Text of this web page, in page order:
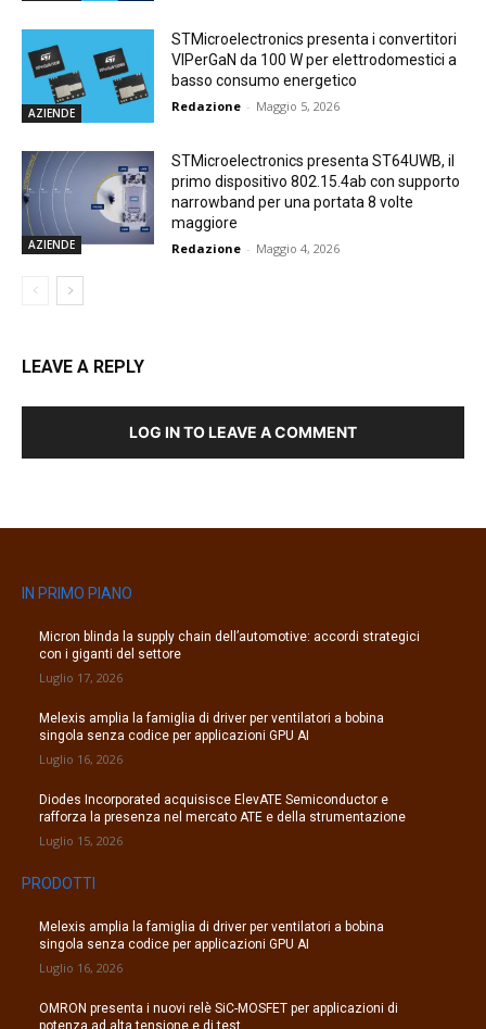
AZIENDE
STMicroelectronics presenta i convertitori
VIPerGaN da 100 W per elettrodomestici a
basso consumo energetico
Redazione - Maggio 5, 2026
AZIENDE
STMicroelectronics presenta ST64UWB, il
primo dispositivo 802.15.4ab con supporto
narrowband per una portata 8 volte
maggiore
Redazione - Maggio 4, 2026
LEAVE A REPLY
LOG IN TO LEAVE A COMMENT
IN PRIMO PIANO
Micron blinda la supply chain dell’automotive: accordi strategici
con i giganti del settore
Luglio 17, 2026
Melexis amplia la famiglia di driver per ventilatori a bobina
singola senza codice per applicazioni GPU AI
Luglio 16, 2026
Diodes Incorporated acquisisce ElevATE Semiconductor e
rafforza la presenza nel mercato ATE e della strumentazione
Luglio 15, 2026
PRODOTTI
Melexis amplia la famiglia di driver per ventilatori a bobina
singola senza codice per applicazioni GPU AI
Luglio 16, 2026
OMRON presenta i nuovi relè SiC-MOSFET per applicazioni di
potenza ad alta tensione e di test